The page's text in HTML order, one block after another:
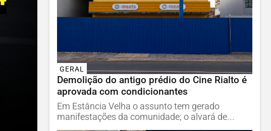
GERAL
Demolição do antigo prédio do Cine Rialto é
aprovada com condicionantes
Em Estância Velha o assunto tem gerado
manifestações da comunidade; o alvará de...